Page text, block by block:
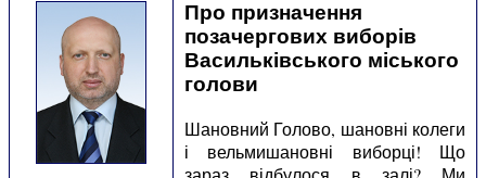
Про призначення
позачергових виборів
Васильківського міського
голови
Шановний Голово, шановні колеги
і вельмишановні виборці! Що